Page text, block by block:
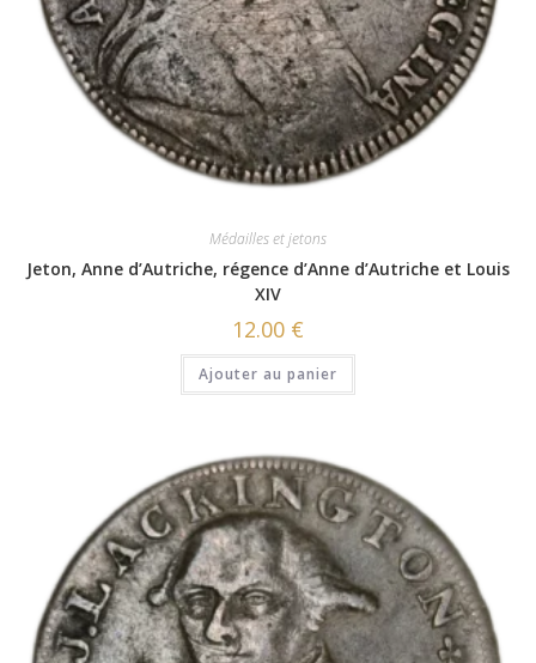
Médailles et jetons
Jeton, Anne d’Autriche, régence d’Anne d’Autriche et Louis
XIV
12.00 €
Ajouter au panier